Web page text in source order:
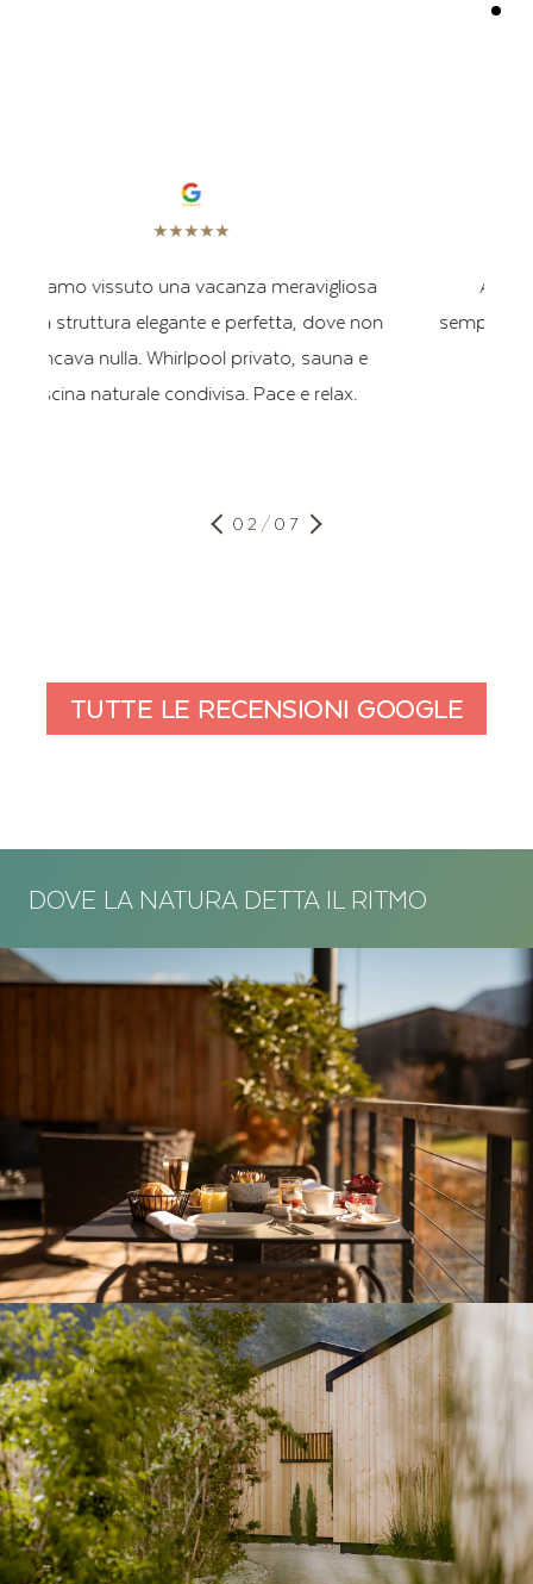
Abbiamo trascorso una settimana
semplicemente perfetta all’Amolaris e siamo
ancora completamente incantati.
02 /07
TUTTE LE RECENSIONI GOOGLE
DOVE LA NATURA DETTA IL RITMO